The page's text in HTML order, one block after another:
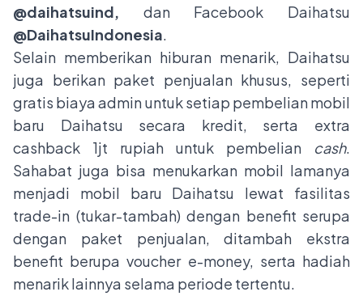
@daihatsuind, dan
Facebook Daihatsu
@DaihatsuIndonesia.
Selain memberikan hiburan menarik, Daihatsu
juga berikan paket penjualan khusus, seperti
gratis biaya admin untuk setiap pembelian mobil
baru Daihatsu secara kredit, serta extra
cashback 1jt rupiah untuk pembelian cash.
Sahabat juga bisa menukarkan mobil lamanya
menjadi mobil baru Daihatsu lewat fasilitas
trade-in (tukar-tambah) dengan benefit serupa
dengan paket penjualan, ditambah ekstra
benefit berupa voucher e-money, serta hadiah
menarik lainnya selama periode tertentu.